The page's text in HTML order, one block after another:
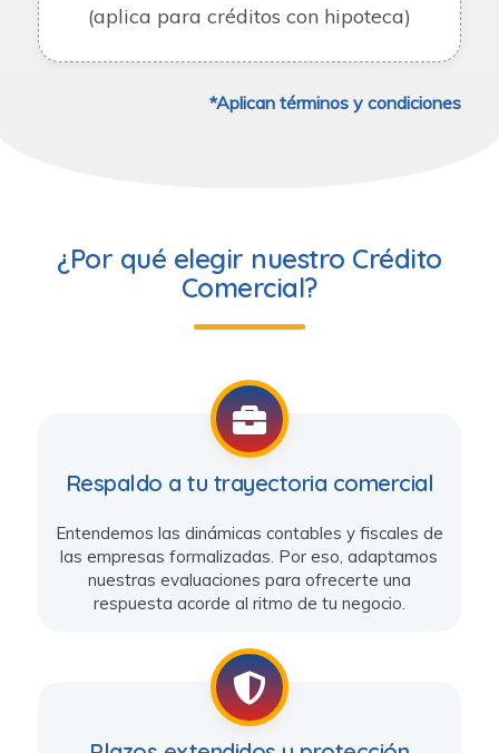
(aplica para créditos con hipoteca)
*Aplican términos y condiciones
¿Por qué elegir nuestro Crédito
Comercial?
Respaldo a tu trayectoria comercial
Entendemos las dinámicas contables y fiscales de
las empresas formalizadas. Por eso, adaptamos
nuestras evaluaciones para ofrecerte una
respuesta acorde al ritmo de tu negocio.